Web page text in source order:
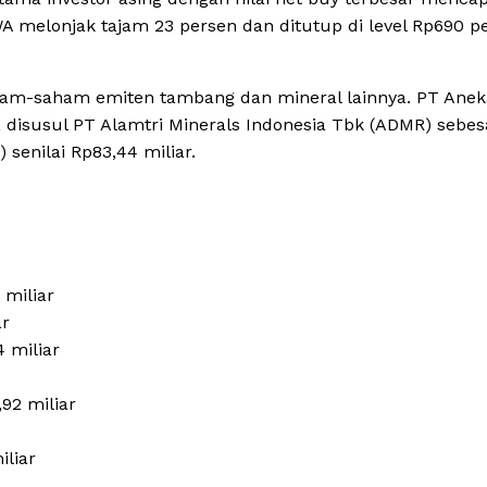
melonjak tajam 23 persen dan ditutup di level Rp690
saham emiten tambang dan mineral lainnya. PT
PT Alamtri Minerals Indonesia Tbk (ADMR)
senilai Rp83,44 miliar.
miliar
miliar
miliar